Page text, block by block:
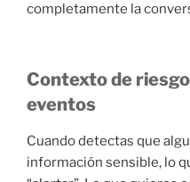
completamente la
Contexto de
eventos
Cuando detectas que
información sensible, lo